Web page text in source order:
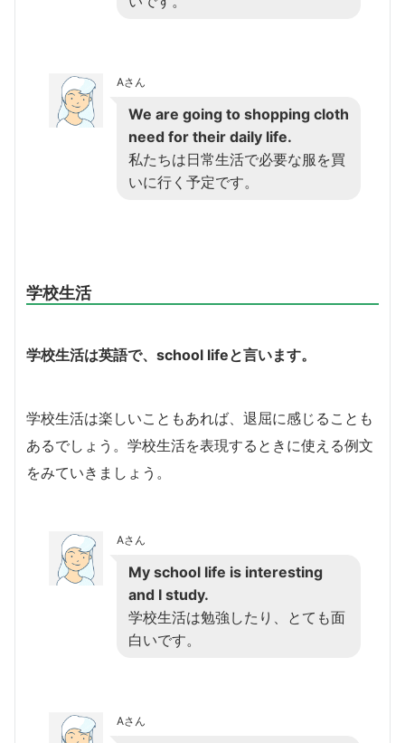
Aさん
We are going to shopping cloth
need for their daily life.
私たちは日常生活で必要な服を買
いに行く予定です。
学校生活
学校生活は英語で、 school lifeと言います。
学校生活は楽しいこともあれば、退屈に感じることも
あるでしょう。学校生活を表現するときに使える例文
をみていきましょう。
Aさん
My school life is interesting
and I study.
学校生活は勉強したり、とても面
白いです。
Aさん